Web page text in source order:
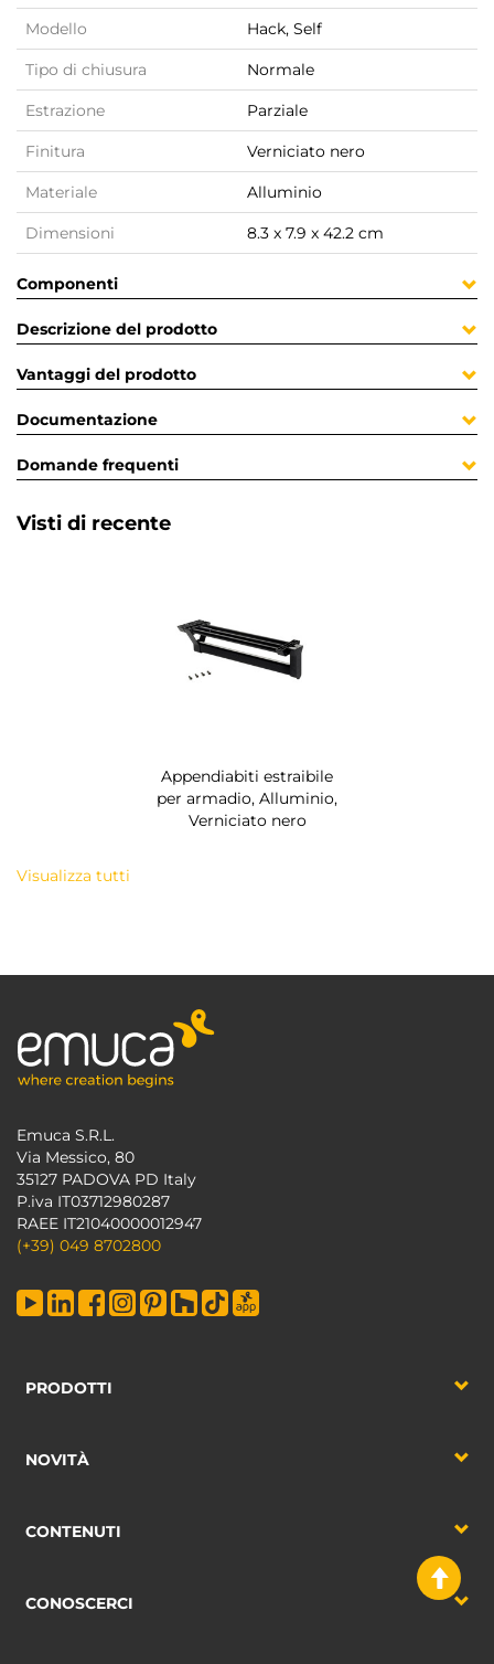
Modello Hack, Self
Tipo di chiusura Normale
Estrazione Parziale
Finitura Verniciato nero
Materiale Alluminio
Dimensioni 8.3 x 7.9 x 42.2 cm
Componenti
Descrizione del prodotto
Vantaggi del prodotto
Documentazione
Domande frequenti
Visti di recente
Appendiabiti estraibile
per armadio, Alluminio,
Verniciato nero
Visualizza tutti
Emuca S.R.L.
Via Messico, 80
35127 PADOVA PD Italy
P.iva IT03712980287
RAEE IT21040000012947
(+39) 049 8702800
PRODOTTI
NOVITÀ
CONTENUTI
CONOSCERCI